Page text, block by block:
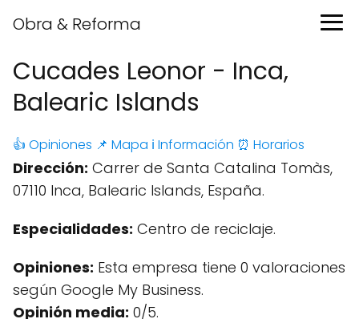
Obra & Reforma
Cucades Leonor - Inca,
Balearic Islands
👍 Opiniones 📌 Mapa ℹ️ Información ⏰ Horarios
Dirección: Carrer de Santa Catalina Tomàs,
07110 Inca, Balearic Islands, España.
Especialidades: Centro de reciclaje.
Opiniones: Esta empresa tiene 0 valoraciones
según Google My Business.
Opinión media: 0/5.